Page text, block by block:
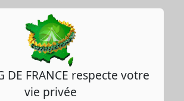
DE FRANCE respecte votre
vie privée